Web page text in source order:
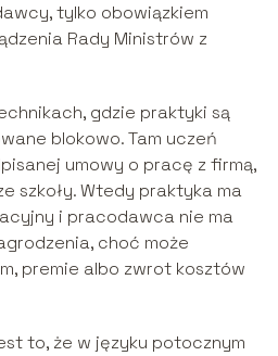
tylko obowiązkiem
Rady Ministrów z
gdzie praktyki są
blokowo. Tam uczeń
umowy o pracę z firmą,
szkoły. Wtedy praktyka ma
i pracodawca nie ma
choć może
premie albo zwrot kosztów
to, że w języku potocznym